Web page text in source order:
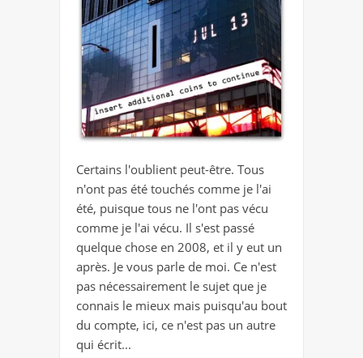
chose
2008
Certains l'oublient peut-être. Tous
n'ont pas été touchés comme je l'ai
été, puisque tous ne l'ont pas vécu
comme je l'ai vécu. Il s'est passé
quelque chose en 2008, et il y eut un
après. Je vous parle de moi. Ce n'est
pas nécessairement le sujet que je
connais le mieux mais puisqu'au bout
du compte, ici, ce n'est pas un autre
qui écrit...